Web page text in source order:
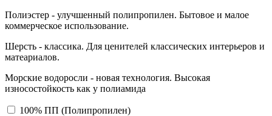
Полиэстер - улучшенный полипропилен. Бытовое и малое
коммерческое использование.
Шерсть - классика. Для ценителей классических интерьеров и
матеариалов.
Морские водоросли - новая технология. Высокая
износостойкость как у полиамида
100% ПП (Полипропилен)